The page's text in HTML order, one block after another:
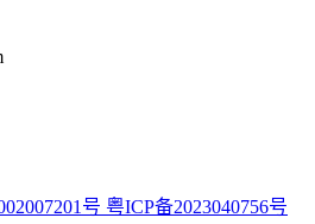
号 粤ICP备2023040756号